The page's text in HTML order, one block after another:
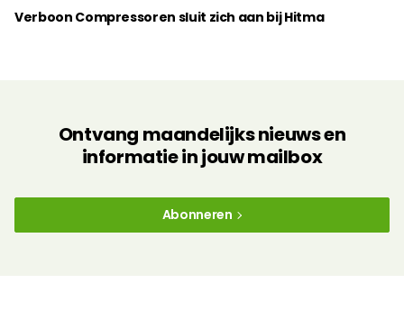
Verboon Compressoren sluit zich aan bij Hitma
Ontvang maandelijks nieuws en
informatie in jouw mailbox
Abonneren